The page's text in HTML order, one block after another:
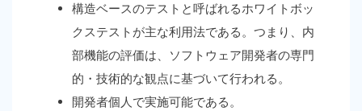
構造ベースのテストと呼ばれるホワイトボッ
クステストが主な利用法である。つまり、内
部機能の評価は、ソフトウェア開発者の専門
的・技術的な観点に基づいて行われる。
開発者個人で実施可能である。